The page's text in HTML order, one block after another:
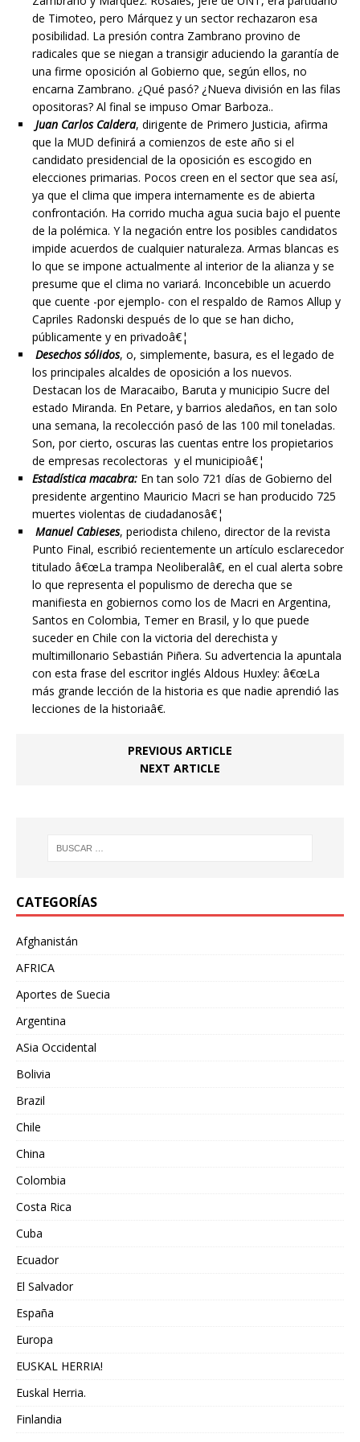
de Timoteo, pero Márquez y un sector rechazaron esa
posibilidad. La presión contra Zambrano provino de
radicales que se niegan a transigir aduciendo la garantía de
una firme oposición al Gobierno que, según ellos, no
encarna Zambrano. ¿Qué pasó? ¿Nueva división en las filas
opositoras? Al final se impuso Omar Barboza..
Juan Carlos Caldera, dirigente de Primero Justicia, afirma
que la MUD definirá a comienzos de este año si el
candidato presidencial de la oposición es escogido en
elecciones primarias. Pocos creen en el sector que sea así,
ya que el clima que impera internamente es de abierta
confrontación. Ha corrido mucha agua sucia bajo el puente
de la polémica. Y la negación entre los posibles candidatos
impide acuerdos de cualquier naturaleza. Armas blancas es
lo que se impone actualmente al interior de la alianza y se
presume que el clima no variará. Inconcebible un acuerdo
que cuente -por ejemplo- con el respaldo de Ramos Allup y
Capriles Radonski después de lo que se han dicho,
públicamente y en privadoâ€¦
Desechos sólidos, o, simplemente, basura, es el legado de
los principales alcaldes de oposición a los nuevos.
Destacan los de Maracaibo, Baruta y municipio Sucre del
estado Miranda. En Petare, y barrios aledaños, en tan solo
una semana, la recolección pasó de las 100 mil toneladas.
Son, por cierto, oscuras las cuentas entre los propietarios
de empresas recolectoras y el municipioâ€¦
Estadística macabra: En tan solo 721 días de Gobierno del
presidente argentino Mauricio Macri se han producido 725
muertes violentas de ciudadanosâ€¦
Manuel Cabieses, periodista chileno, director de la revista
Punto Final, escribió recientemente un artículo esclarecedor
titulado â€œLa trampa Neoliberalâ€, en el cual alerta sobre
lo que representa el populismo de derecha que se
manifiesta en gobiernos como los de Macri en Argentina,
Santos en Colombia, Temer en Brasil, y lo que puede
suceder en Chile con la victoria del derechista y
multimillonario Sebastián Piñera. Su advertencia la apuntala
con esta frase del escritor inglés Aldous Huxley: â€œLa
más grande lección de la historia es que nadie aprendió las
lecciones de la historiaâ€.
PREVIOUS ARTICLE
NEXT ARTICLE
CATEGORÍAS
Afghanistán
AFRICA
Aportes de Suecia
Argentina
ASia Occidental
Bolivia
Brazil
Chile
China
Colombia
Costa Rica
Cuba
Ecuador
El Salvador
España
Europa
EUSKAL HERRIA!
Euskal Herria.
Finlandia